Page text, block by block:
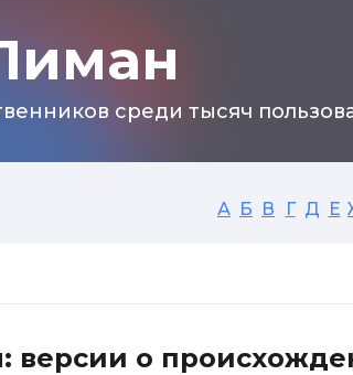
среди тысяч
А Б В Г Д Е
версии о